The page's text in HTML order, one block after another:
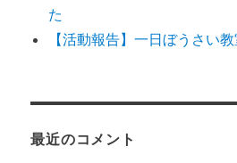
た
【活動報告】一日ぼうさい
最近のコメント